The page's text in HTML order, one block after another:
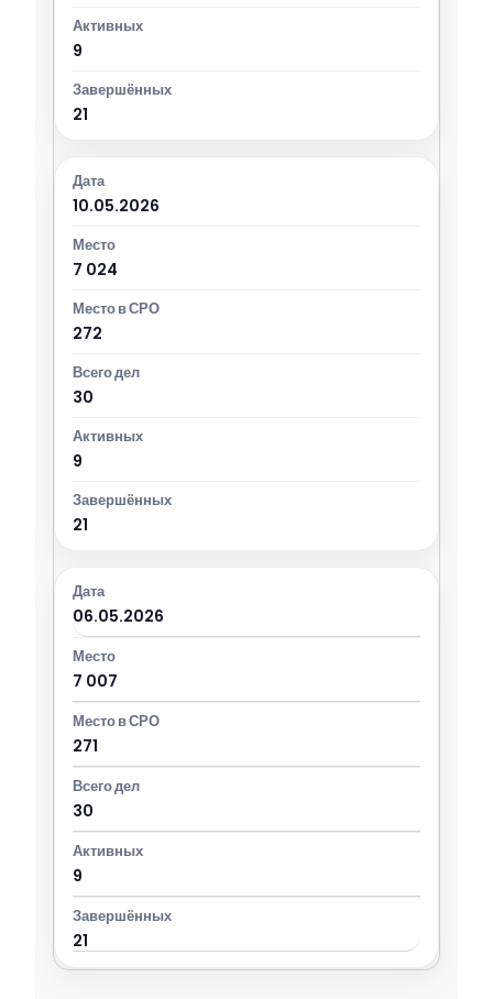
9
21
10.05.2026
7 024
272
30
9
21
06.05.2026
7 007
271
30
9
21